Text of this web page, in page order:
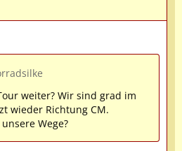
weiter? Wir sind grad im
wieder Richtung CM.
Wege?